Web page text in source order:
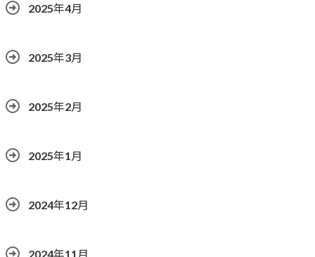
2025年4月
2025年3月
2025年2月
2025年1月
2024年12月
2024年11月